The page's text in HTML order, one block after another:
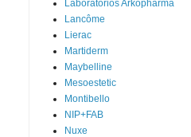
Laboratorios Arkopharma
Lancôme
Lierac
Martiderm
Maybelline
Mesoestetic
Montibello
NIP+FAB
Nuxe